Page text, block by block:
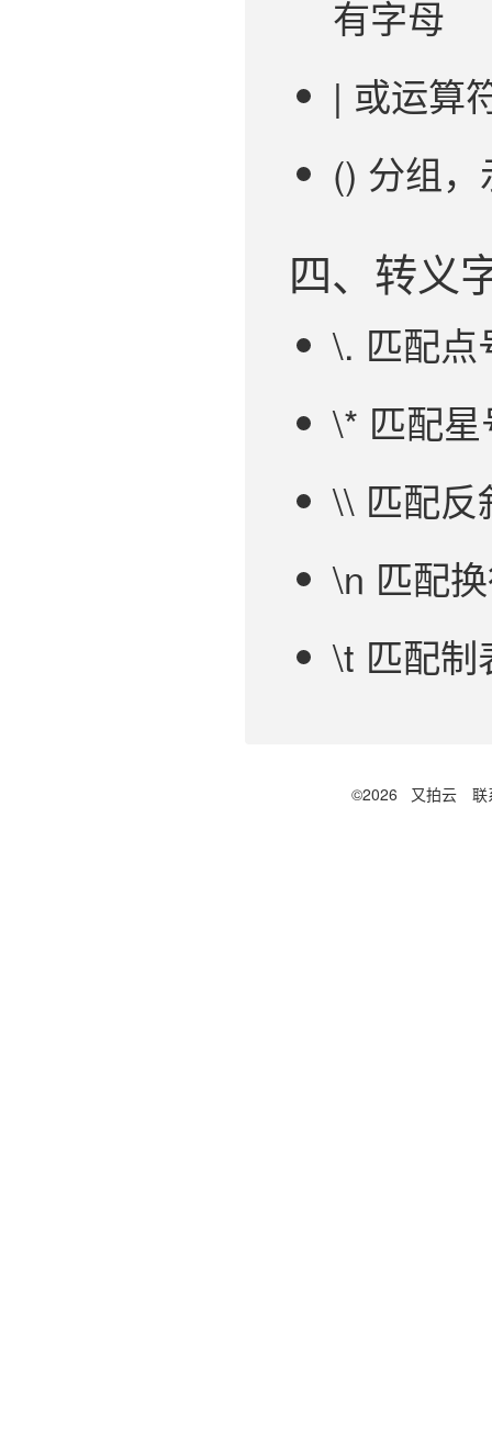
有字母
| 或运算
() 分组
四、转义
\. 匹配点
\* 匹配
\\ 匹配反
\n 匹配
\t 匹配制
©2026 又拍云 联